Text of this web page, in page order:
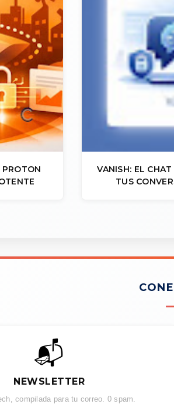
VANISH: EL
TUS
📬
NEWSLETTER
compilada para tu correo. 0 spam.